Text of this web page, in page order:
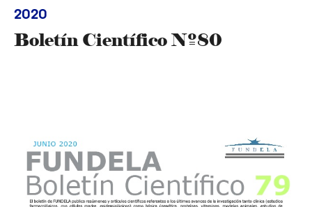
2020
Boletín Científico Nº80